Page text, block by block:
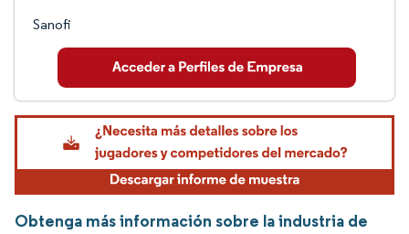
Sanofi
Obtenga más información sobre la industria de